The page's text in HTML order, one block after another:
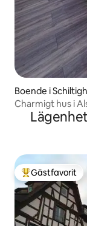
Boende i
Charmigt hus i
Populär
Gästfavorit